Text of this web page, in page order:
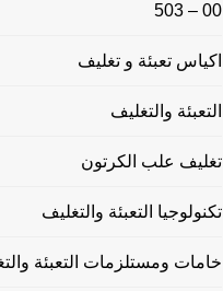
00 – 503
اكياس تعبئة و تغليف
التعبئة والتغليف
تغليف علب الكرتون
تكنولوجيا التعبئة والتغليف
خامات ومستلزمات التعبئة